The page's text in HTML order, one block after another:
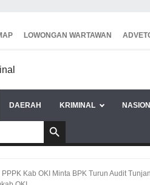
LOWONGAN WARTAWAN
DAERAH KRIMINAL
PPPK Kab OKI Minta BPK Turun Audit